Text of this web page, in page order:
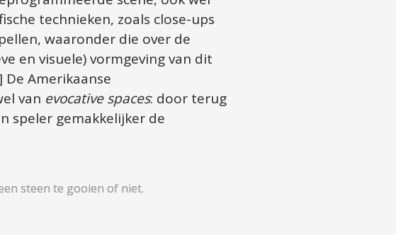
technieken, zoals close-ups
waaronder die over de
en visuele) vormgeving van dit
Amerikaanse
van evocative spaces: door terug
speler gemakkelijker de
steen te gooien of niet.